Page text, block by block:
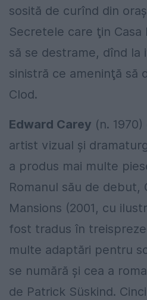
sosită de curînd din
Secretele care ţin Casa
să se destrame, dînd la
sinistră ce ameninţă să
Clod.
Edward Carey (n.
artist vizual şi
a produs mai multe
Romanul său de debut,
Mansions (2001, cu
fost tradus în
multe adaptări pentru
se numără şi cea a
de Patrick Süskind.